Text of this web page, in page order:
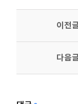
이전
다음